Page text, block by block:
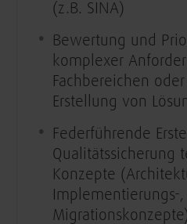
(z.B. SINA)
Bewertung und
komplexer
Fachbereichen
Erstellung von
Federführende
Qualitätssicherung
Konzepte
Implementierungs-
Migrationskonzepte)